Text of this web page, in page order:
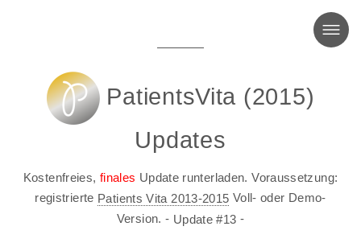
MENU
PatientsVita (2015)
Updates
Kostenfreies, finales Update runterladen. Voraussetzung:
registrierte Patients Vita 2013-2015 Voll- oder Demo-
Version. - Update #13 -